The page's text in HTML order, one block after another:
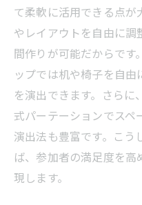
て柔軟に活用できる点が
やレイアウトを自由に
間作りが可能だからです
ップでは机や椅子を自
を演出できます。さら
式パーテーションでスペ
演出法も豊富です。こう
ば、参加者の満足度を
現します。